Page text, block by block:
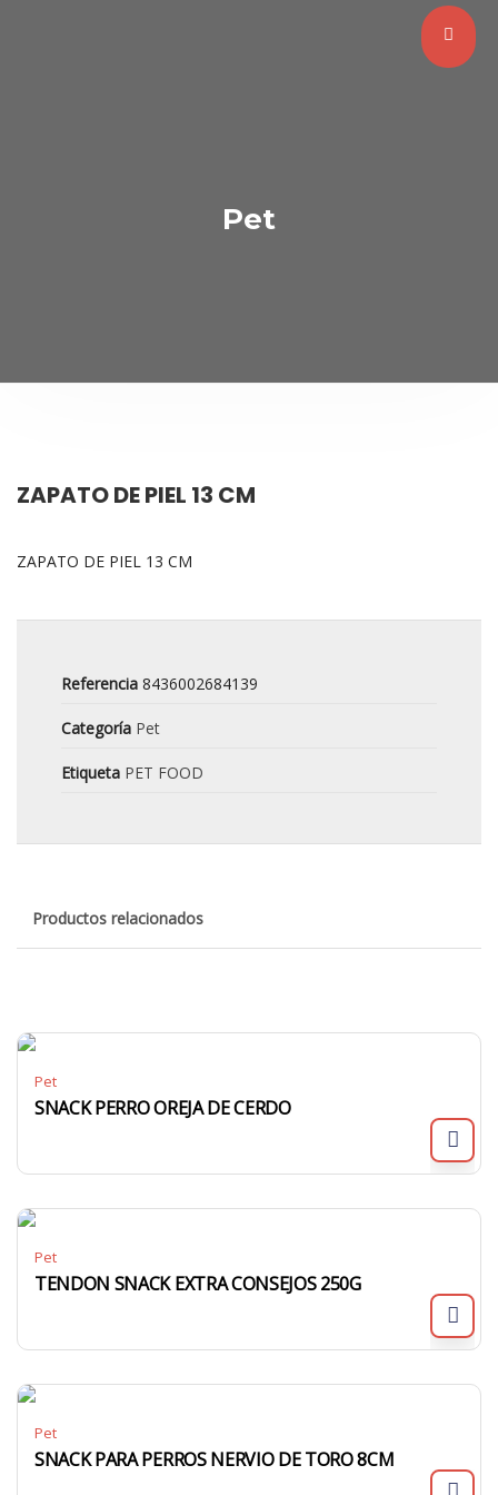
Pet
ZAPATO DE PIEL 13 CM
ZAPATO DE PIEL 13 CM
Referencia 8436002684139
Categoría Pet
Etiqueta PET FOOD
Productos relacionados
Pet
SNACK PERRO OREJA DE CERDO
Pet
TENDON SNACK EXTRA CONSEJOS 250G
Pet
SNACK PARA PERROS NERVIO DE TORO 8CM